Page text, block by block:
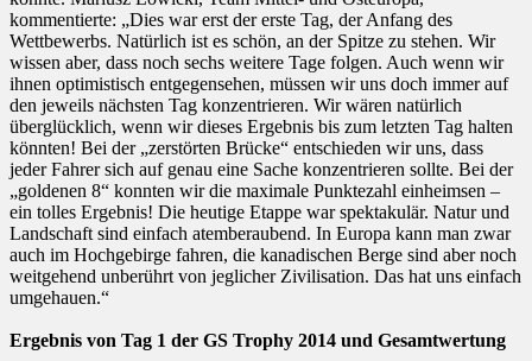
kommentierte: „Dies war erst der erste Tag, der Anfang des
Wettbewerbs. Natürlich ist es schön, an der Spitze zu stehen. Wir
wissen aber, dass noch sechs weitere Tage folgen. Auch wenn wir
ihnen optimistisch entgegensehen, müssen wir uns doch immer auf
den jeweils nächsten Tag konzentrieren. Wir wären natürlich
überglücklich, wenn wir dieses Ergebnis bis zum letzten Tag halten
könnten! Bei der „zerstörten Brücke“ entschieden wir uns, dass
jeder Fahrer sich auf genau eine Sache konzentrieren sollte. Bei der
„goldenen 8“ konnten wir die maximale Punktezahl einheimsen –
ein tolles Ergebnis! Die heutige Etappe war spektakulär. Natur und
Landschaft sind einfach atemberaubend. In Europa kann man zwar
auch im Hochgebirge fahren, die kanadischen Berge sind aber noch
weitgehend unberührt von jeglicher Zivilisation. Das hat uns einfach
umgehauen.“
Ergebnis von Tag 1 der GS Trophy 2014 und Gesamtwertung